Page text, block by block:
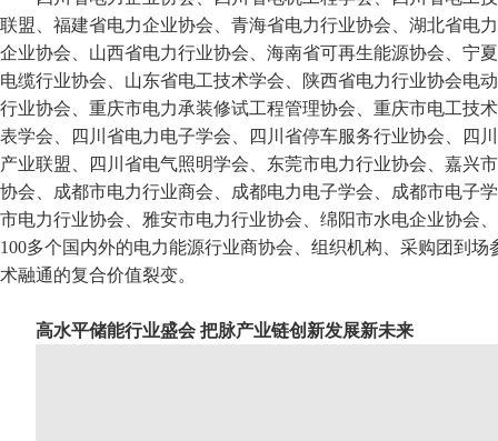
联盟、福建省电力企业协会、青海省电力行业协会、湖北省电
企业协会、山西省电力行业协会、海南省可再生能源协会、宁
电缆行业协会、山东省电工技术学会、陕西省电力行业协会电
行业协会、重庆市电力承装修试工程管理协会、重庆市电工技
表学会、四川省电力电子学会、四川省停车服务行业协会、四
产业联盟、四川省电气照明学会、东莞市电力行业协会、嘉兴
协会、成都市电力行业商会、成都电力电子学会、成都市电子
市电力行业协会、雅安市电力行业协会、绵阳市水电企业协会
100多个国内外的电力能源行业商协会、组织机构、采购团到
术融通的复合价值裂变。
高水平储能行业盛会 把脉产业链创新发展新未来